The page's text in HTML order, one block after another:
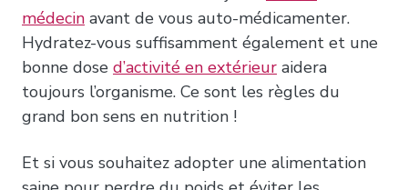
médecin avant de vous auto-médicamenter.
Hydratez-vous suffisamment également et une
bonne dose d’activité en extérieur aidera
toujours l’organisme. Ce sont les règles du
grand bon sens en nutrition !
Et si vous souhaitez adopter une alimentation